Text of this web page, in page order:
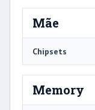
Mãe
Chipsets
Memory